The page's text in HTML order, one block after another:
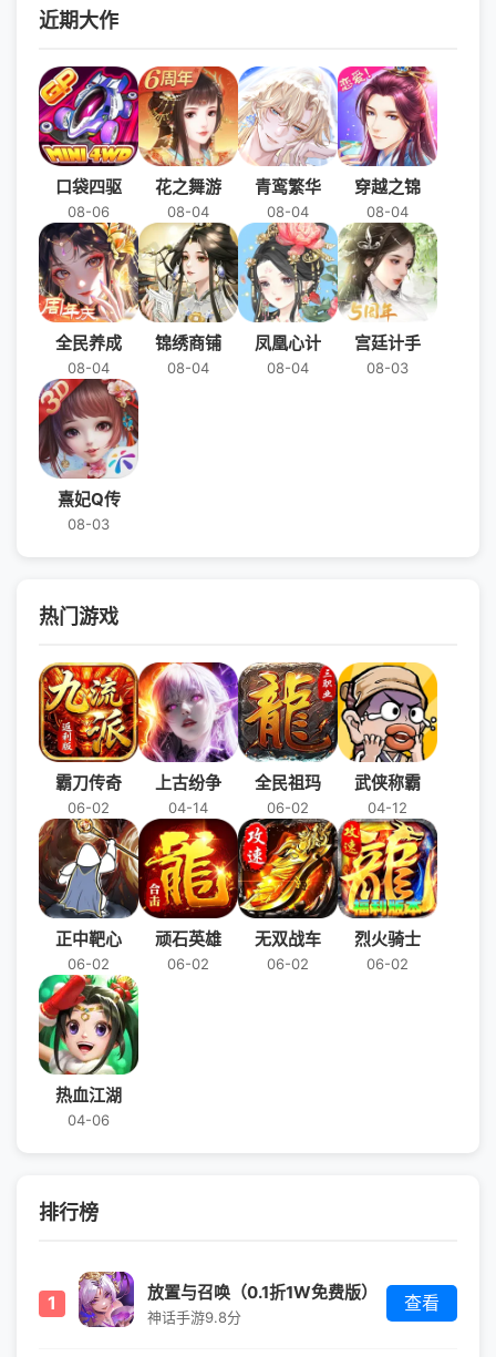
近期大作
口袋四驱
08-06
花之舞游
08-04
青鸾繁华
08-04
穿越之锦
08-04
全民养成
08-04
锦绣商铺
08-04
凤凰心计
08-04
宫廷计手
08-03
熹妃Q传
08-03
热门游戏
霸刀传奇
06-02
上古纷争
04-14
全民祖玛
06-02
武侠称霸
04-12
正中靶心
06-02
顽石英雄
06-02
无双战车
06-02
烈火骑士
06-02
热血江湖
04-06
排行榜
1 放置与召唤（0.1折1W免费版）
神话手游9.8分
查看